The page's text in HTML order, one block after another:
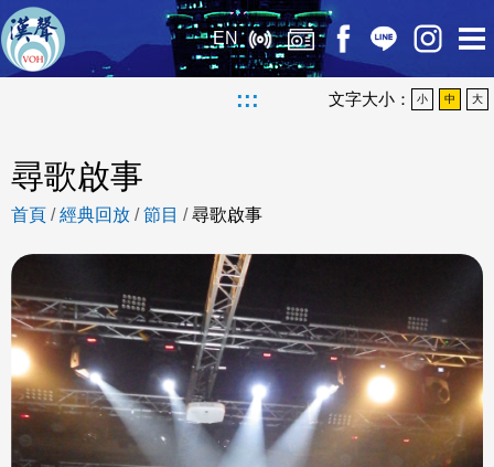
EN
::: 文字大小： 小 中 大
尋歌啟事
首頁 /經典回放 /節目 /尋歌啟事